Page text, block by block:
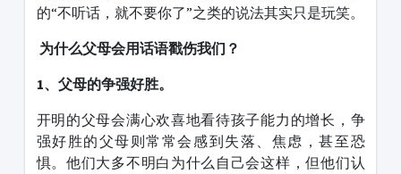
的“不听话，就不要你了”之类的说法其实只是玩笑。
为什么父母会用话语戳伤我们？
1、父母的争强好胜。
开明的父母会满心欢喜地看待孩子能力的增长，争
强好胜的父母则常常会感到失落、焦虑，甚至恐
惧。他们大多不明白为什么自己会这样，但他们认